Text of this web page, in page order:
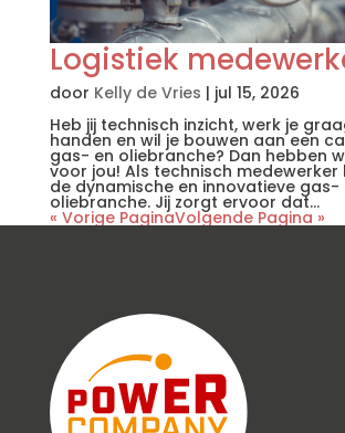
Logistiek
door Kelly de Vries | jul 15, 2026
Heb jij technisch inzicht, werk je
handen en wil je bouwen aan een
gas- en oliebranche? Dan hebben
voor jou! Als technisch medewerker
de dynamische en innovatieve gas-
oliebranche. Jij zorgt ervoor dat...
« Vorige PaginaVolgende Pagina »